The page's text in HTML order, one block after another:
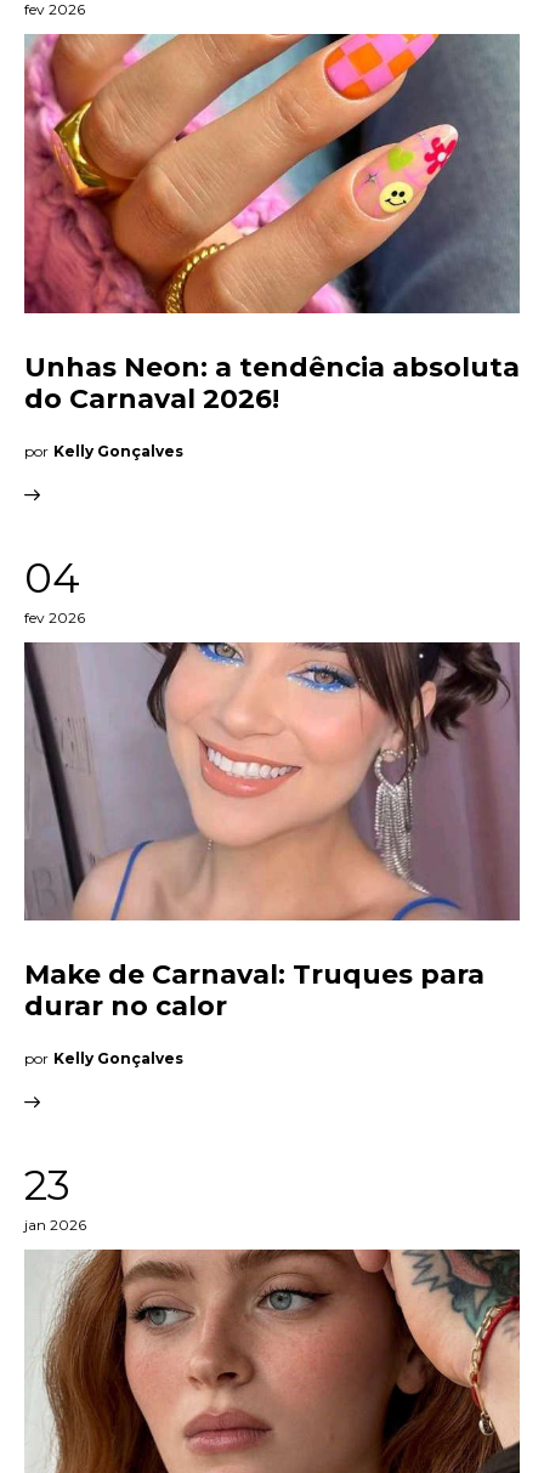
fev 2026
Unhas Neon: a tendência absoluta
do Carnaval 2026!
por Kelly Gonçalves
04
fev 2026
Make de Carnaval: Truques para
durar no calor
por Kelly Gonçalves
23
jan 2026